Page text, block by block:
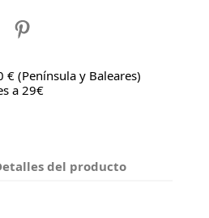
€ (Península y Baleares)
a 29€
del producto